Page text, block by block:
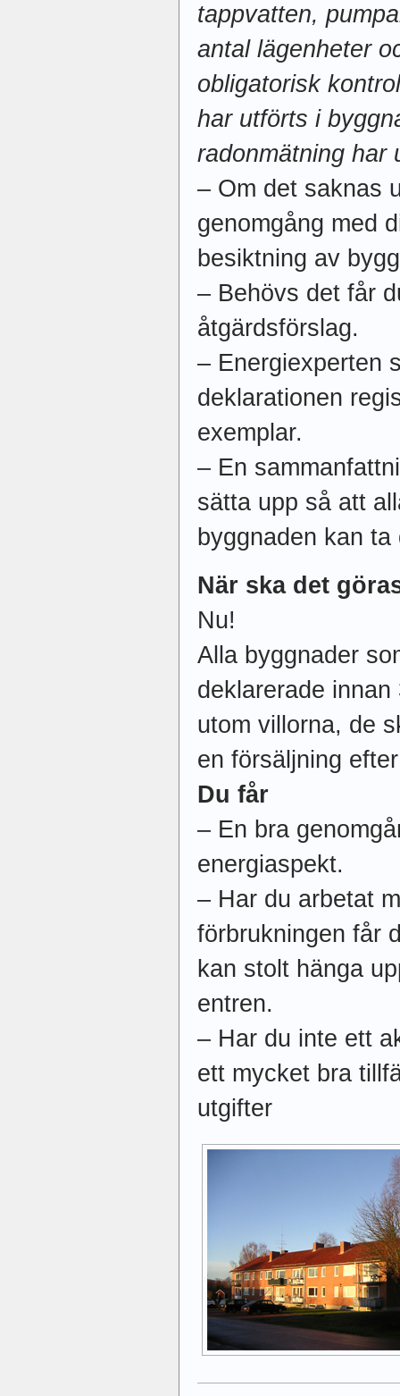
tappvatten,
antal lägenheter
obligatorisk
har utförts i
radonmätning har
– Om det saknas
genomgång med
besiktning av
– Behövs det får
åtgärdsförslag.
– Energiexperten
deklarationen
exemplar.
– En
sätta upp så att
byggnaden kan
När ska det
Nu!
Alla byggnader
deklarerade innan
utom villorna, de
en försäljning
Du får
– En bra
energiaspekt.
– Har du arbetat
förbrukningen får
kan stolt hänga
entren.
– Har du inte ett
ett mycket bra
utgifter